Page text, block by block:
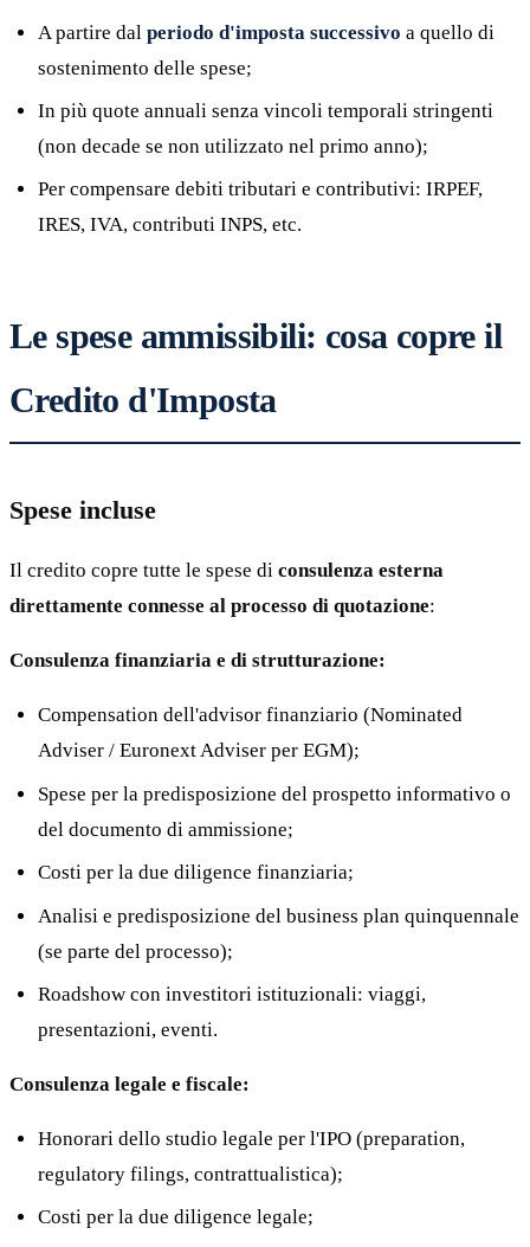
A partire dal periodo d'imposta successivo a quello di
sostenimento delle spese;
In più quote annuali senza vincoli temporali stringenti
(non decade se non utilizzato nel primo anno);
Per compensare debiti tributari e contributivi: IRPEF,
IRES, IVA, contributi INPS, etc.
Le spese ammissibili: cosa copre il
Credito d'Imposta
Spese incluse
Il credito copre tutte le spese di consulenza esterna
direttamente connesse al processo di quotazione:
Consulenza finanziaria e di strutturazione:
Compensation dell'advisor finanziario (Nominated
Adviser / Euronext Adviser per EGM);
Spese per la predisposizione del prospetto informativo o
del documento di ammissione;
Costi per la due diligence finanziaria;
Analisi e predisposizione del business plan quinquennale
(se parte del processo);
Roadshow con investitori istituzionali: viaggi,
presentazioni, eventi.
Consulenza legale e fiscale:
Honorari dello studio legale per l'IPO (preparation,
regulatory filings, contrattualistica);
Costi per la due diligence legale;